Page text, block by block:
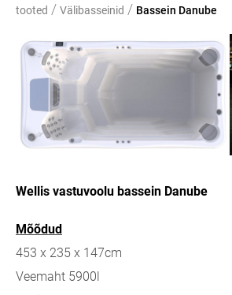
tooted / Välibasseinid / Bassein Danube
Wellis vastuvoolu bassein Danube
Mõõdud
453 x 235 x 147cm
Veemaht 5900l